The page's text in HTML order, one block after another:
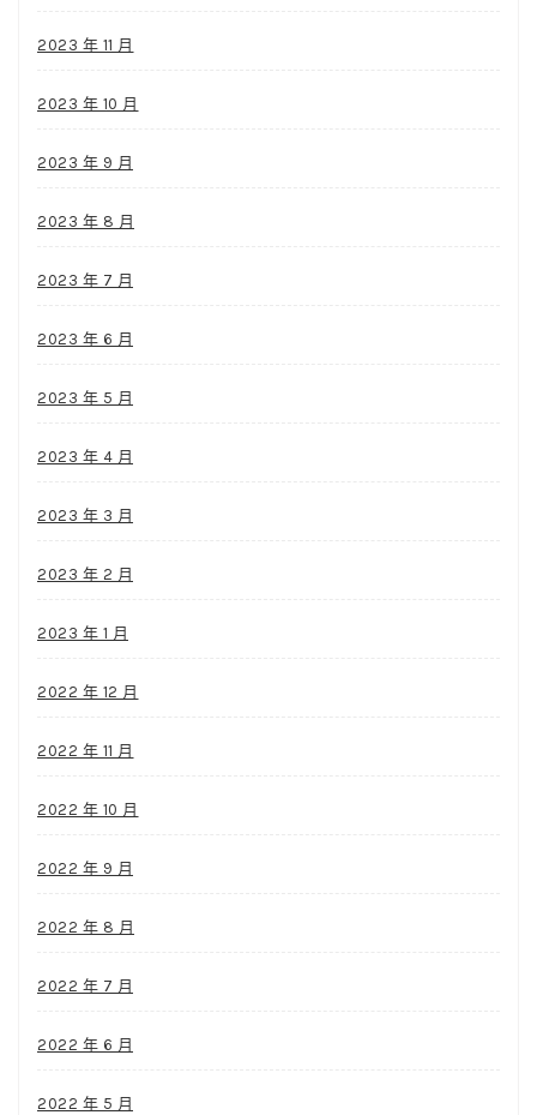
2023 年 11 月
2023 年 10 月
2023 年 9 月
2023 年 8 月
2023 年 7 月
2023 年 6 月
2023 年 5 月
2023 年 4 月
2023 年 3 月
2023 年 2 月
2023 年 1 月
2022 年 12 月
2022 年 11 月
2022 年 10 月
2022 年 9 月
2022 年 8 月
2022 年 7 月
2022 年 6 月
2022 年 5 月